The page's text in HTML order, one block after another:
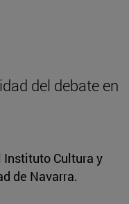
del debate en
Instituto Cultura y
de Navarra.